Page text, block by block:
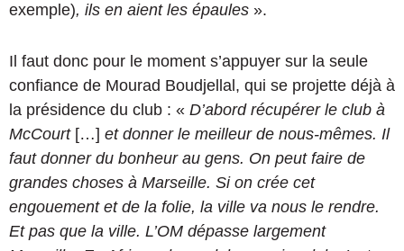
exemple), ils en aient les épaules ».
Il faut donc pour le moment s’appuyer sur la seule
confiance de Mourad Boudjellal, qui se projette déjà à
la présidence du club : « D’abord récupérer le club à
McCourt[…] et donner le meilleur de nous-mêmes. Il
faut donner du bonheur au gens. On peut faire de
grandes choses à Marseille. Si on crée cet
engouement et de la folie, la ville va nous le rendre.
Et pas que la ville. L’OM dépasse largement